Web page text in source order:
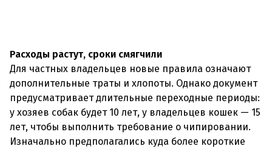
Расходы растут, сроки смягчили
Для частных владельцев новые правила означают
дополнительные траты и хлопоты. Однако документ
предусматривает длительные переходные периоды:
у хозяев собак будет 10 лет, у владельцев кошек — 15
лет, чтобы выполнить требование о чипировании.
Изначально предполагались куда более короткие